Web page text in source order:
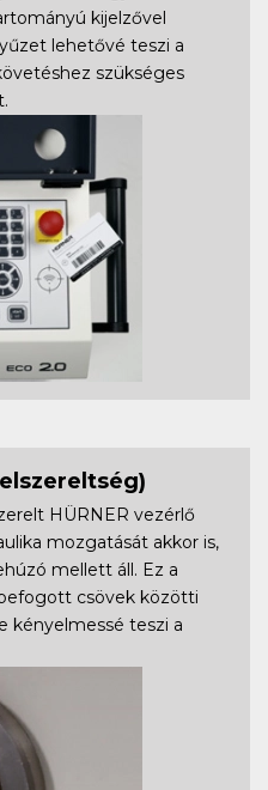
kijelzővel
lehetővé teszi a
szükséges
HÜRNER vezérlő
mozgatását akkor is,
mellett áll. Ez a
csövek közötti
kényelmessé teszi a